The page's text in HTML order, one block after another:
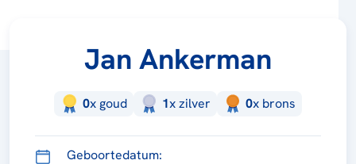
Jan Ankerman
0x goud 1xzilver 0x brons
Geboortedatum: